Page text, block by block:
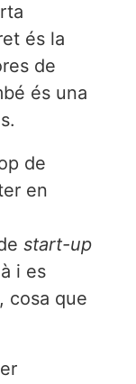
és la
de
és una
de
en
start-up
i es
cosa que